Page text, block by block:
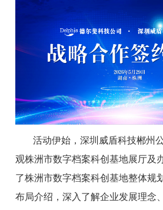
活动伊始，深圳威盾科技郴州
观株洲市数字档案科创基地展厅及
了株洲市数字档案科创基地整体规
布局介绍，深入了解企业发展理念